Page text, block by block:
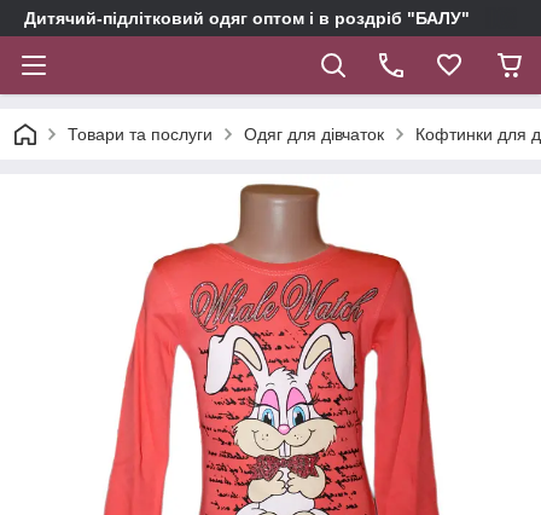
Дитячий-підлітковий одяг оптом і в роздріб "БАЛУ"
Товари та послуги Одяг для дівчаток Кофтинки для